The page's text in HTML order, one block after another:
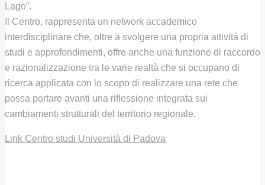
Lago”.
Il Centro, rappresenta un network accademico
interdisciplinare che, oltre a svolgere una propria attività di
studi e approfondimenti, offre anche una funzione di raccordo
e razionalizzazione tra le varie realtà che si occupano di
ricerca applicata con lo scopo di realizzare una rete che
possa portare avanti una riflessione integrata sui
cambiamenti strutturali del territorio regionale.
Link Centro studi Università di Padova